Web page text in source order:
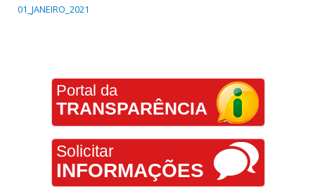
01_JANEIRO_2021
Portal da
TRANSPARÊNCIA
Solicitar
INFORMAÇÕES